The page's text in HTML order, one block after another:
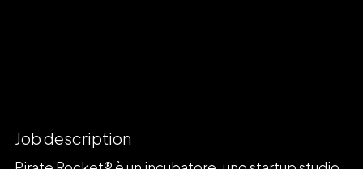
Job description